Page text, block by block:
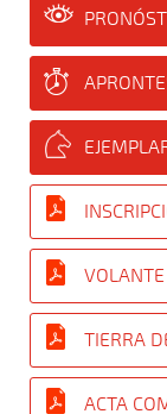
VOLANTE
TIERRA
ACTA